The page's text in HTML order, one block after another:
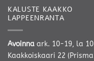
KALUSTE KAAKKO
LAPPEENRANTA
Avoinna ark. 10-19, la
Kaakkoiskaari 22 (Prisma